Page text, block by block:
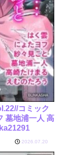
コミック
墓地浦一人 高
2026.07.20